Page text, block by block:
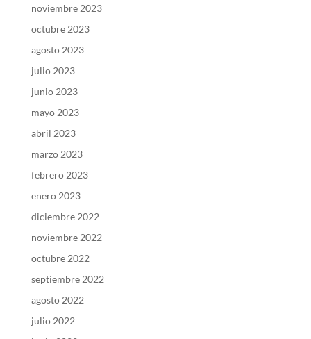
noviembre 2023
octubre 2023
agosto 2023
julio 2023
junio 2023
mayo 2023
abril 2023
marzo 2023
febrero 2023
enero 2023
diciembre 2022
noviembre 2022
octubre 2022
septiembre 2022
agosto 2022
julio 2022